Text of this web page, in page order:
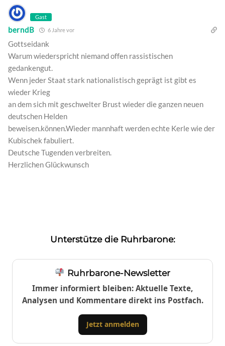
Gast
berndB 6 Jahre vor
Gottseidank
Warum wiederspricht niemand offen rassistischen
gedankengut.
Wenn jeder Staat stark nationalistisch geprägt ist gibt es
wieder Krieg
an dem sich mit geschwelter Brust wieder die ganzen neuen
deutschen Helden
beweisen.können.Wieder mannhaft werden echte Kerle wie der
Kubischek fabuliert.
Deutsche Tugenden verbreiten.
Herzlichen Glückwunsch
Unterstütze die Ruhrbarone:
Ruhrbarone-Newsletter
Immer informiert bleiben: Aktuelle Texte,
Analysen und Kommentare direkt ins Postfach.
Jetzt anmelden